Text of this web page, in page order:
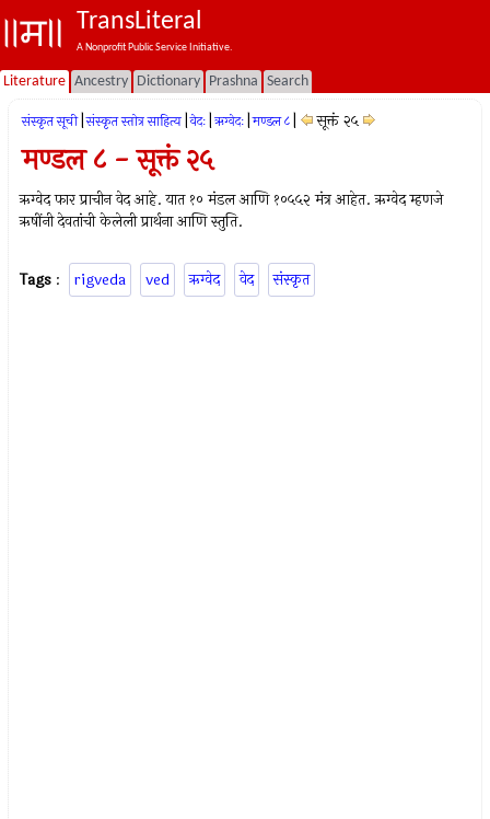
TransLiteral
A Nonprofit Public Service Initiative.
Literature Ancestry Dictionary Prashna Search
संस्कृत सूची संस्कृत स्तोत्र साहित्य वेदः ऋग्वेदः मण्डल ८ सूक्तं २५
मण्डल ८ - सूक्तं २५
ऋग्वेद फार प्राचीन वेद आहे. यात १० मंडल आणि १०५५२ मंत्र आहेत. ऋग्वेद म्हणजे
ऋषींनी देवतांची केलेली प्रार्थना आणि स्तुति.
Tags : rigveda ved ऋग्वेद वेद संस्कृत